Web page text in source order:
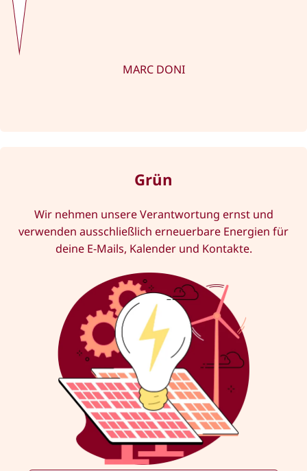
MARC DONI
Grün
Wir nehmen unsere Verantwortung ernst und
verwenden ausschließlich erneuerbare Energien für
deine E-Mails, Kalender und Kontakte.